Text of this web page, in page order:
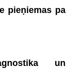
pieņiemas pa
un